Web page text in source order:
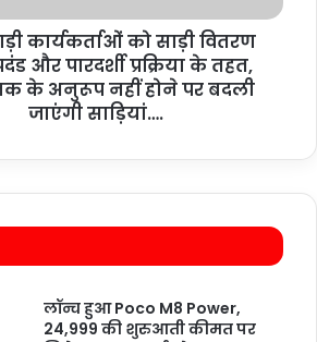
कार्यकर्ताओं को साड़ी वितरण
और पारदर्शी प्रक्रिया के तहत,
के अनुरूप नहीं होने पर बदली
जाएंगी साड़ियां….
लॉन्च हुआ Poco M8 Power,
24,999 की शुरुआती कीमत पर